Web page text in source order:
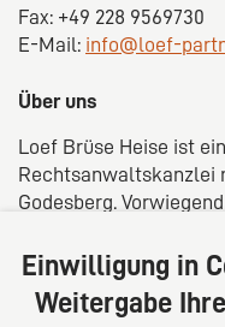
Fax: +49 228 9569730
E-Mail: info@loef-
Über uns
Loef Brüse Heise ist
Rechtsanwaltskanzlei
Godesberg.
Privatpersonen und
nahezu allen
Einwilligung in
Weitergabe